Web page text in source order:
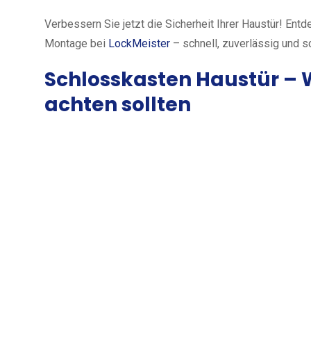
Verbessern Sie jetzt die Sicherheit Ihrer Haustür!
Montage bei LockMeister – schnell, zuverlässig und
Schlosskasten Haustür –
achten sollten